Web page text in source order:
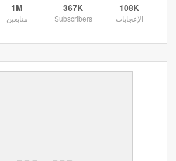
108K
الإعجابات
367K
Subscribers
1M
متابعين